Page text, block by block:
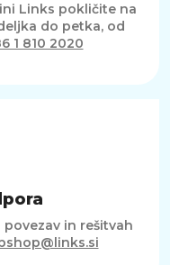
Links pokličite na
do petka, od
1 810 2020
in rešitvah